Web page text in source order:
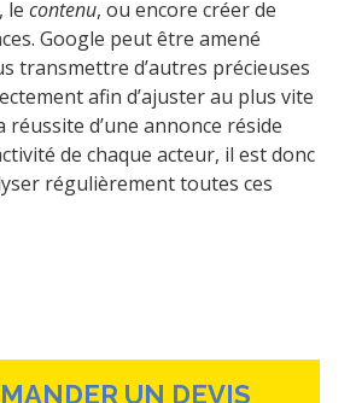
, le contenu, ou encore créer de
Google peut être amené
transmettre d’autres précieuses
afin d’ajuster au plus vite
réussite d’une annonce réside
de chaque acteur, il est donc
régulièrement toutes ces
UN DEVIS